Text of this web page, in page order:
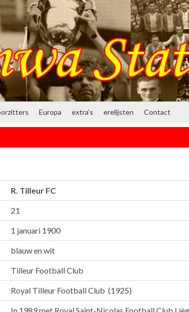
Europa extra’s erelijsten Contact
R. Tilleur FC
21
1 januari 1900
blauw en wit
Tilleur Football Club
Royal Tilleur Football Club (1925)